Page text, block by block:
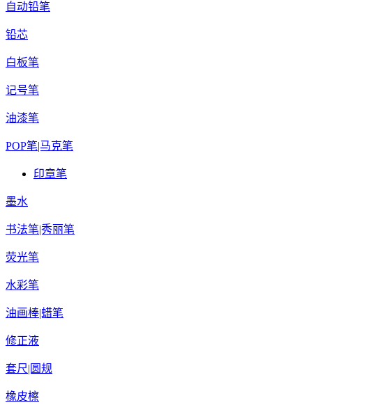
自动铅笔
铅芯
白板笔
记号笔
油漆笔
POP笔|马克笔
印章笔
墨水
书法笔|秀丽笔
荧光笔
水彩笔
油画棒|蜡笔
修正液
套尺|圆规
橡皮檫